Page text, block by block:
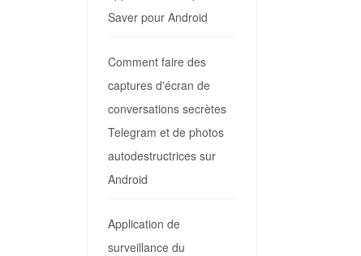
Saver pour Android
Comment faire des
captures d'écran de
conversations secrètes
Telegram et de photos
autodestructrices sur
Android
Application de
surveillance du